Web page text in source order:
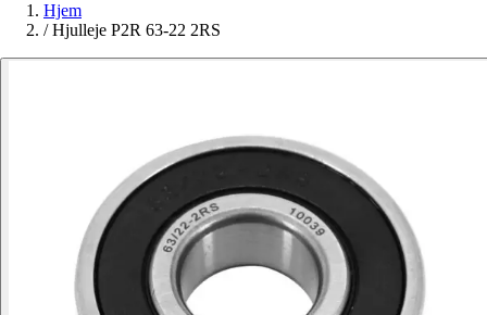
Hjem
/ Hjulleje P2R 63-22 2RS